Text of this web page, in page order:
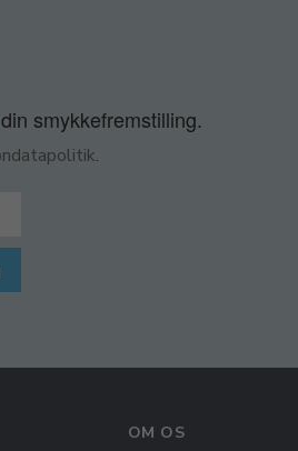
smykkefremstilling.
.
OM OS